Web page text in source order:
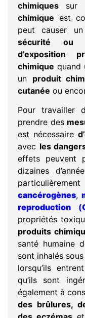
chimiques sur
chimique est
peut causer
sécurité ou
d’exposition
chimique quand
un produit
cutanée ou
Pour travailler
prendre des
est nécessaire
avec les
effets peuvent
dizaines
cancérogènes,
reproduction (
propriétés
produits
santé humaine
sont inhalés
lorsqu’ils
qu’ils sont
également à
des brûlures,